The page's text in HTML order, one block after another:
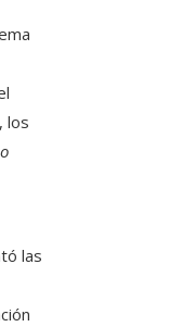
los
las